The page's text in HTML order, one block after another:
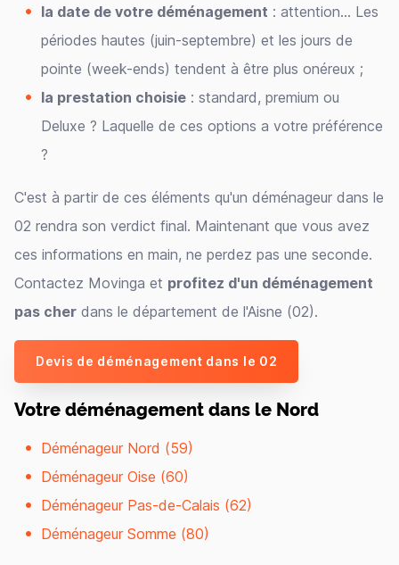
la date de votre déménagement : attention... Les
périodes hautes (juin-septembre) et les jours de
pointe (week-ends) tendent à être plus onéreux ;
la prestation choisie : standard, premium ou
Deluxe ? Laquelle de ces options a votre préférence
?
C'est à partir de ces éléments qu'un déménageur dans le
02 rendra son verdict final. Maintenant que vous avez
ces informations en main, ne perdez pas une seconde.
Contactez Movinga et profitez d'un déménagement
pas cher dans le département de l'Aisne (02).
Devis de déménagement dans le 02
Votre déménagement dans le Nord
Déménageur Nord (59)
Déménageur Oise (60)
Déménageur Pas-de-Calais (62)
Déménageur Somme (80)